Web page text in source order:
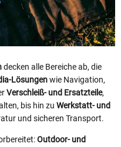
decken alle Bereiche ab, die
wie Navigation,
Verschleiß‑ und Ersatzteile,
bis hin zu Werkstatt‑ und
und sicheren Transport.
Outdoor‑ und